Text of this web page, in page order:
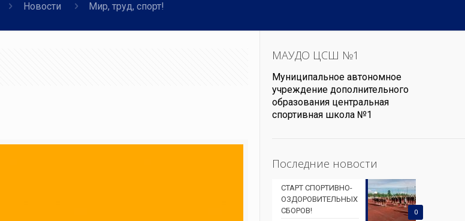
Новости Мир, труд, спорт!
МАУДО ЦСШ №1
Муниципальное автономное
учреждение дополнительного
образования центральная
спортивная школа №1
Последние новости
0
СТАРТ СПОРТИВНО-
ОЗДОРОВИТЕЛЬНЫХ
СБОРОВ!